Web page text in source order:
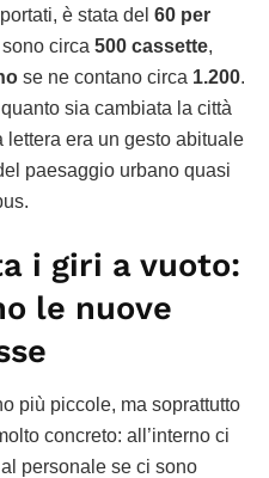
è stata del 60 per
circa 500 cassette,
se ne contano circa 1.200.
sia cambiata la città
lettera era un gesto abituale
paesaggio urbano quasi
i giri a vuoto:
le nuove
più piccole, ma soprattutto
concreto: all’interno ci
personale se ci sono